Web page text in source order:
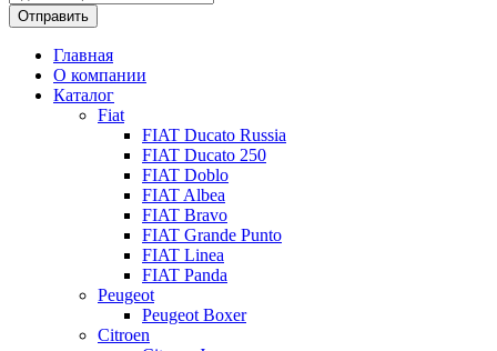
Главная
О компании
Каталог
Fiat
FIAT Ducato Russia
FIAT Ducato 250
FIAT Doblo
FIAT Albea
FIAT Bravo
FIAT Grande Punto
FIAT Linea
FIAT Panda
Peugeot
Peugeot Boxer
Citroen